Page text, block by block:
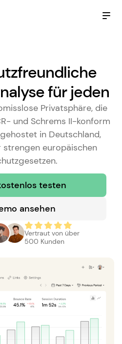
für jeden
Privatsphäre, die
und Schrems II-konform
in Deutschland,
europäischen
testen
ansehen
Vertraut von über
500 Kunden